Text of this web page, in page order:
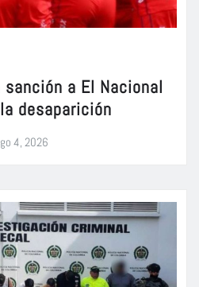
sanción a El Nacional
desaparición
4, 2026